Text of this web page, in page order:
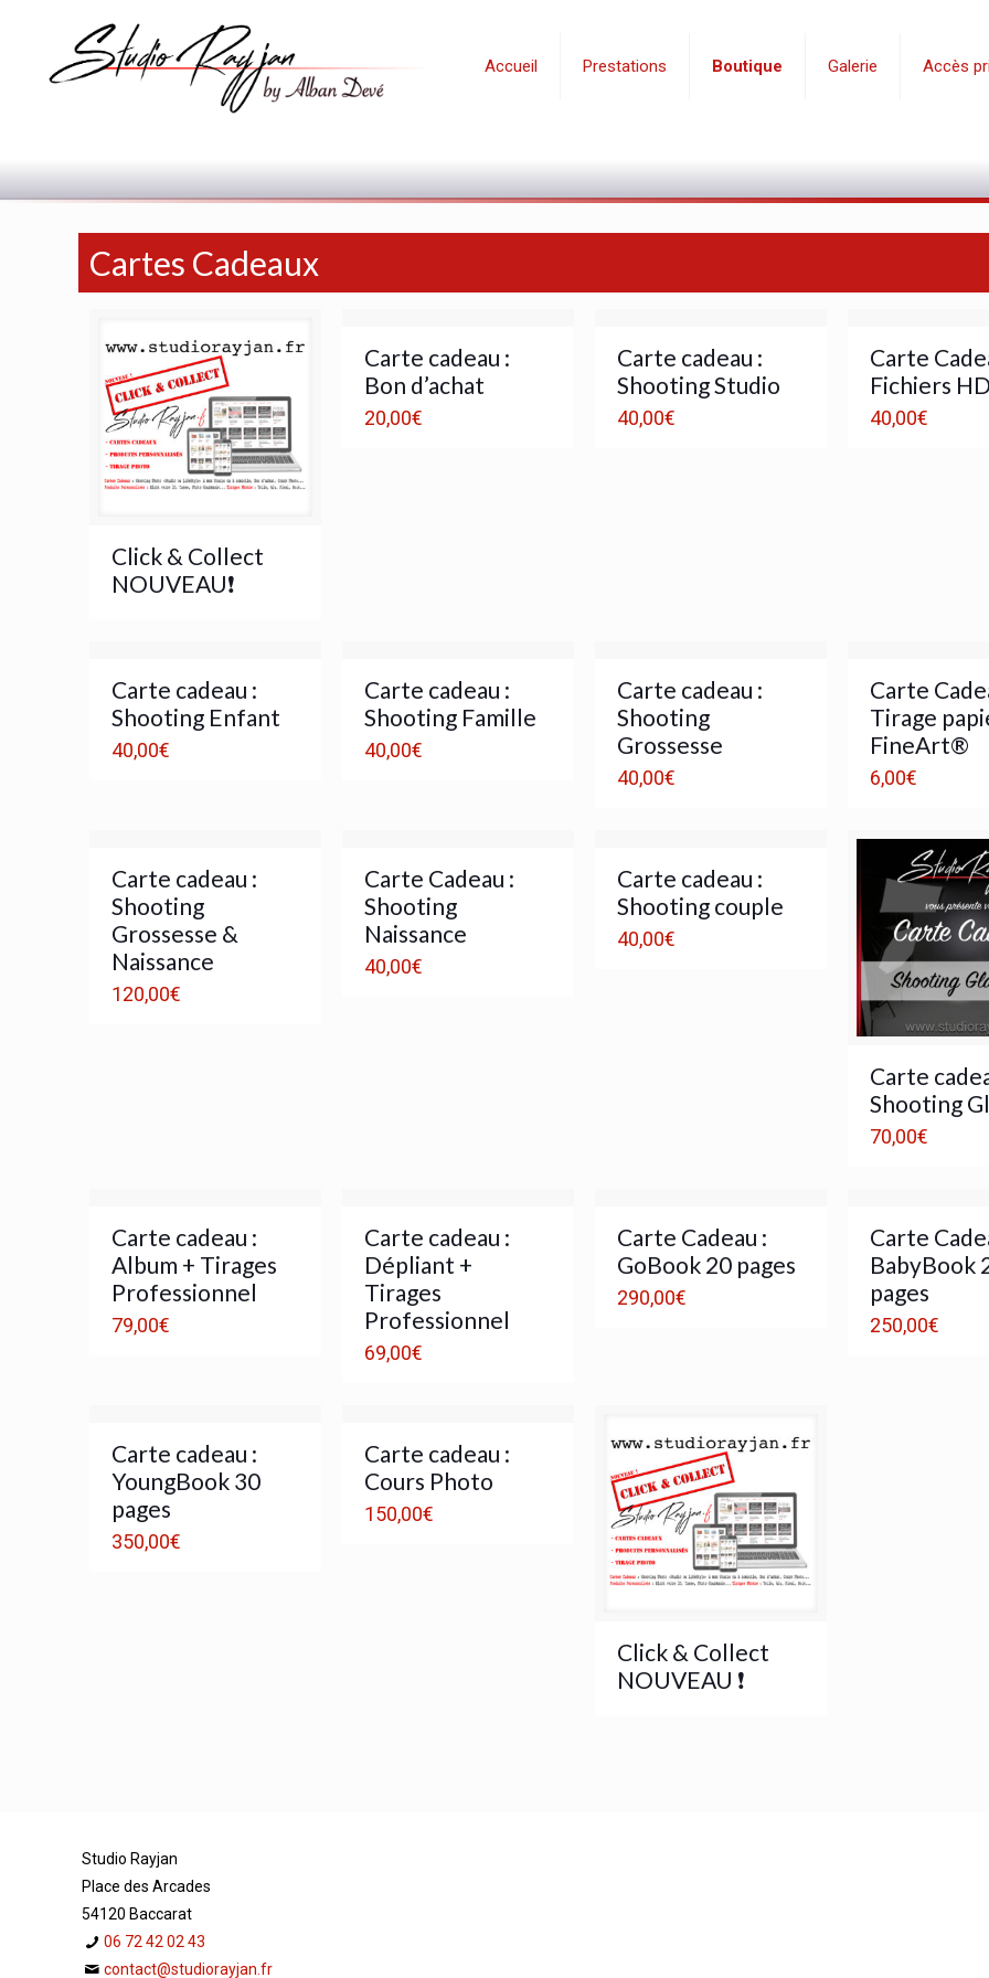
Accueil Prestations Boutique Galerie Accès
Cartes Cadeaux
Click & Collect
NOUVEAU❗️
Carte cadeau :
Bon d’achat
20,00€
Carte cadeau :
Shooting Studio
40,00€
Carte
Fichiers HD
40,00€
Carte cadeau :
Shooting Enfant
40,00€
Carte cadeau :
Shooting Famille
40,00€
Carte cadeau :
Shooting
Grossesse
40,00€
Carte
Tirage
FineArt®
6,00€
Carte cadeau :
Shooting
Grossesse &
Naissance
120,00€
Carte Cadeau :
Shooting
Naissance
40,00€
Carte cadeau :
Shooting couple
40,00€
Carte
Shooting
70,00€
Carte cadeau :
Album + Tirages
Professionnel
79,00€
Carte cadeau :
Dépliant +
Tirages
Professionnel
69,00€
Carte Cadeau :
GoBook 20 pages
290,00€
Carte
BabyBook
pages
250,00€
Carte cadeau :
YoungBook 30
pages
350,00€
Carte cadeau :
Cours Photo
150,00€
Click & Collect
NOUVEAU ❗️
Studio Rayjan
Place des Arcades
54120 Baccarat
06 72 42 02 43
contact@studiorayjan.fr